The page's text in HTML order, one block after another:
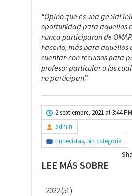
“Opino que es una genial
oportunidad para aquellos
nunca participaron de
hacerlo, más para aquellos
cuentan con recursos para
profesor particular o los
no participan.”
2 septiembre, 2021 at 3:44 PM
admin
Entrevistas, Sin categoría
LEE MÁS SOBRE
2022(51)